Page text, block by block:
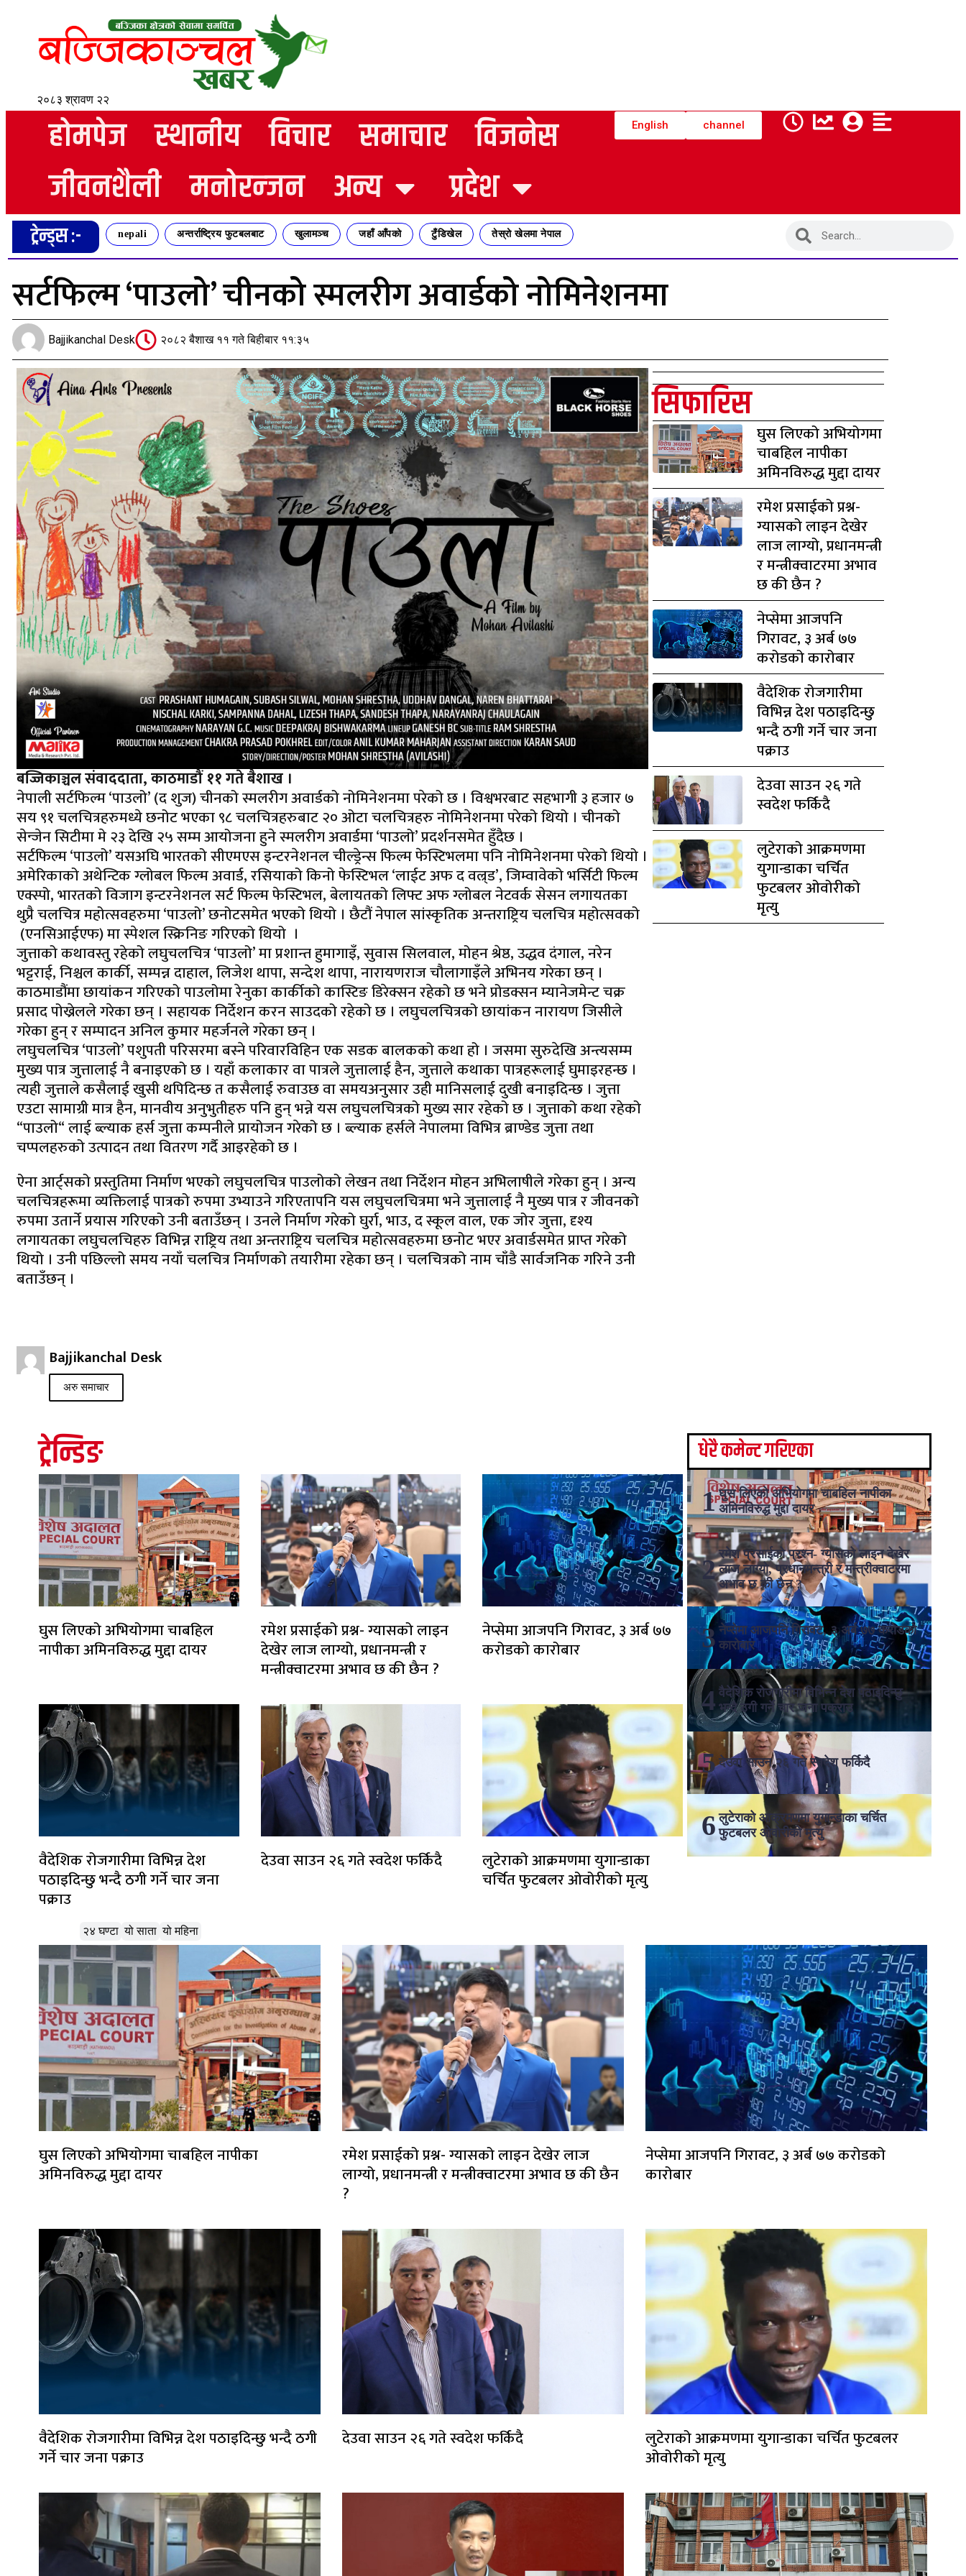
२०८३ श्रावण २२
होमपेज स्थानीय विचार समाचार विजनेस
जीवनशैली मनोरन्जन अन्य प्रदेश
English channel
ट्रेन्ड्स :- nepali अन्तर्राष्ट्रिय फुटबलबाट खुलामञ्च जहाँ आँपको टुँडिखेल तेस्रो खेलमा नेपाल
सर्टफिल्म ‘पाउलो’ चीनको स्मलरीग अवार्डको नोमिनेशनमा
Bajjikanchal Desk २०८२ बैशाख ११ गते बिहीबार ११:३५
बज्जिकाञ्चल संवाददाता, काठमाडौं ११ गते बैशाख ।
नेपाली सर्टफिल्म ‘पाउलो’ (द शुज) चीनको स्मलरीग अवार्डको नोमिनेशनमा परेको छ । विश्वभरबाट सहभागी ३ हजार ७
सय ९१ चलचित्रहरुमध्ये छनोट भएका ९८ चलचित्रहरुबाट २० ओटा चलचित्रहरु नोमिनेशनमा परेको थियो । चीनको
सेन्जेन सिटीमा मे २३ देखि २५ सम्म आयोजना हुने स्मलरीग अवार्डमा ‘पाउलो’ प्रदर्शनसमेत हुँदैछ ।
सर्टफिल्म ‘पाउलो’ यसअघि भारतको सीएमएस इन्टरनेशनल चील्ड्रेन्स फिल्म फेस्टिभलमा पनि नोमिनेशनमा परेको थियो ।
अमेरिकाको अथेन्टिक ग्लोबल फिल्म अवार्ड, रसियाको किनो फेस्टिभल ‘लाईट अफ द वल्र्ड’, जिम्वावेको भर्सिटी फिल्म
एक्स्पो, भारतको विजाग इन्टरनेशनल सर्ट फिल्म फेस्टिभल, बेलायतको लिफ्ट अफ ग्लोबल नेटवर्क सेसन लगायतका
थुप्रै चलचित्र महोत्सवहरुमा ‘पाउलो’ छनोटसमेत भएको थियो । छैटौं नेपाल सांस्कृतिक अन्तराष्ट्रिय चलचित्र महोत्सवको
(एनसिआईएफ) मा स्पेशल स्क्रिनिङ गरिएको थियो ।
जुत्ताको कथावस्तु रहेको लघुचलचित्र ‘पाउलो’ मा प्रशान्त हुमागाइँ, सुवास सिलवाल, मोहन श्रेष्ठ, उद्धव दंगाल, नरेन
भट्टराई, निश्चल कार्की, सम्पन्न दाहाल, लिजेश थापा, सन्देश थापा, नारायणराज चौलागाइँले अभिनय गरेका छन् ।
काठमाडौंमा छायांकन गरिएको पाउलोमा रेनुका कार्कीको कास्टिङ डिरेक्सन रहेको छ भने प्रोडक्सन म्यानेजमेन्ट चक्र
प्रसाद पोख्रेलले गरेका छन् । सहायक निर्देशन करन साउदको रहेको छ । लघुचलचित्रको छायांकन नारायण जिसीले
गरेका हुन् र सम्पादन अनिल कुमार महर्जनले गरेका छन् ।
लघुचलचित्र ‘पाउलो’ पशुपती परिसरमा बस्ने परिवारविहिन एक सडक बालकको कथा हो । जसमा सुरुदेखि अन्त्यसम्म
मुख्य पात्र जुत्तालाई नै बनाइएको छ । यहाँ कलाकार वा पात्रले जुत्तालाई हैन, जुत्ताले कथाका पात्रहरूलाई घुमाइरहन्छ ।
त्यही जुत्ताले कसैलाई खुसी थपिदिन्छ त कसैलाई रुवाउछ वा समयअनुसार उही मानिसलाई दुखी बनाइदिन्छ । जुत्ता
एउटा सामाग्री मात्र हैन, मानवीय अनुभुतीहरु पनि हुन् भन्ने यस लघुचलचित्रको मुख्य सार रहेको छ । जुत्ताको कथा रहेको
“पाउलो“ लाई ब्ल्याक हर्स जुत्ता कम्पनीले प्रायोजन गरेको छ । ब्ल्याक हर्सले नेपालमा विभित्र ब्राण्डेड जुत्ता तथा
चप्पलहरुको उत्पादन तथा वितरण गर्दै आइरहेको छ ।
ऐना आर्ट्सको प्रस्तुतिमा निर्माण भएको लघुचलचित्र पाउलोको लेखन तथा निर्देशन मोहन अभिलाषीले गरेका हुन् । अन्य
चलचित्रहरूमा व्यक्तिलाई पात्रको रुपमा उभ्याउने गरिएतापनि यस लघुचलचित्रमा भने जुत्तालाई नै मुख्य पात्र र जीवनको
रुपमा उतार्ने प्रयास गरिएको उनी बताउँछन् । उनले निर्माण गरेको घुर्रा, भाउ, द स्कूल वाल, एक जोर जुत्ता, दृश्य
लगायतका लघुचलचिहरु विभिन्न राष्ट्रिय तथा अन्तराष्ट्रिय चलचित्र महोत्सवहरुमा छनोट भएर अवार्डसमेत प्राप्त गरेको
थियो । उनी पछिल्लो समय नयाँ चलचित्र निर्माणको तयारीमा रहेका छन् । चलचित्रको नाम चाँडै सार्वजनिक गरिने उनी
बताउँछन् ।
Bajjikanchal Desk
अरु समाचार
सिफारिस
घुस लिएको अभियोगमा
चाबहिल नापीका
अमिनविरुद्ध मुद्दा दायर
रमेश प्रसाईको प्रश्न-
ग्यासको लाइन देखेर
लाज लाग्यो, प्रधानमन्त्री
र मन्त्रीक्वाटरमा अभाव
छ की छैन ?
नेप्सेमा आजपनि
गिरावट, ३ अर्ब ७७
करोडको कारोबार
वैदेशिक रोजगारीमा
विभिन्न देश पठाइदिन्छु
भन्दै ठगी गर्ने चार जना
पक्राउ
देउवा साउन २६ गते
स्वदेश फर्किदै
लुटेराको आक्रमणमा
युगान्डाका चर्चित
फुटबलर ओवोरीको
मृत्यु
ट्रेन्डिङ
घुस लिएको अभियोगमा चाबहिल
नापीका अमिनविरुद्ध मुद्दा दायर
रमेश प्रसाईको प्रश्न- ग्यासको लाइन
देखेर लाज लाग्यो, प्रधानमन्त्री र
मन्त्रीक्वाटरमा अभाव छ की छैन ?
नेप्सेमा आजपनि गिरावट, ३ अर्ब ७७
करोडको कारोबार
वैदेशिक रोजगारीमा विभिन्न देश
पठाइदिन्छु भन्दै ठगी गर्ने चार जना
पक्राउ
देउवा साउन २६ गते स्वदेश फर्किदै लुटेराको आक्रमणमा युगान्डाका
चर्चित फुटबलर ओवोरीको मृत्यु
धेरै कमेन्ट गरिएका
घुस लिएको अभियोगमा चाबहिल नापीका
अमिनविरुद्ध मुद्दा दायर
रमेश प्रसाईको प्रश्न- ग्यासको लाइन देखेर
लाज लाग्यो, प्रधानमन्त्री र मन्त्रीक्वाटरमा
अभाव छ की छैन ?
नेप्सेमा आजपनि गिरावट, ३ अर्ब ७७ करोडको
कारोबार
वैदेशिक रोजगारीमा विभिन्न देश पठाइदिन्छु
भन्दै ठगी गर्ने चार जना पक्राउ
देउवा साउन २६ गते स्वदेश फर्किदै
लुटेराको आक्रमणमा युगान्डाका चर्चित
फुटबलर ओवोरीको मृत्यु
२४ घण्टा यो साता यो महिना
घुस लिएको अभियोगमा चाबहिल नापीका
अमिनविरुद्ध मुद्दा दायर
रमेश प्रसाईको प्रश्न- ग्यासको लाइन देखेर लाज
लाग्यो, प्रधानमन्त्री र मन्त्रीक्वाटरमा अभाव छ की छैन
?
नेप्सेमा आजपनि गिरावट, ३ अर्ब ७७ करोडको
कारोबार
वैदेशिक रोजगारीमा विभिन्न देश पठाइदिन्छु भन्दै ठगी
गर्ने चार जना पक्राउ
देउवा साउन २६ गते स्वदेश फर्किदै लुटेराको आक्रमणमा युगान्डाका चर्चित फुटबलर
ओवोरीको मृत्यु